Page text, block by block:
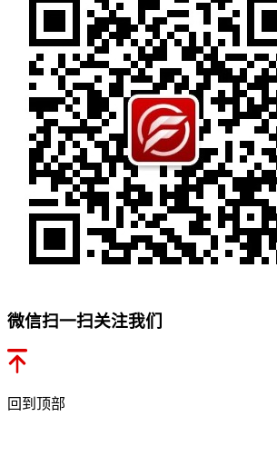
微信扫一扫关注我们
回到顶部